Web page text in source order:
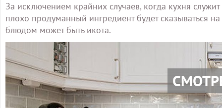
За исключением крайних случаев, когда кухня
плохо продуманный ингредиент будет сказываться
блюдом может быть икота.